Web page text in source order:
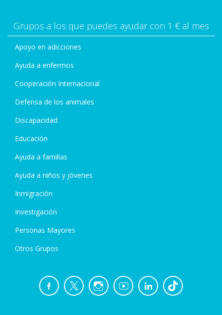
Grupos a los que puedes ayudar con 1 € al mes
Apoyo en adicciones
Ayuda a enfermos
Cooperación Internacional
Defensa de los animales
Discapacidad
Educación
Ayuda a familias
Ayuda a niños y jóvenes
Inmigración
Investigación
Personas Mayores
Otros Grupos